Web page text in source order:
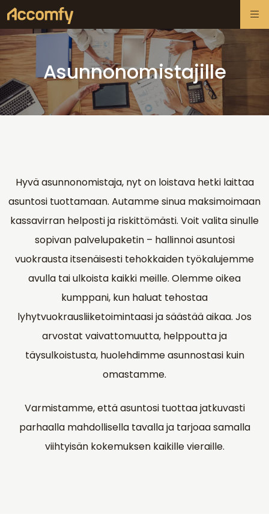
Asunnonomistajille
Hyvä asunnonomistaja, nyt on loistava hetki laittaa
asuntosi tuottamaan. Autamme sinua maksimoimaan
kassavirran helposti ja riskittömästi. Voit valita sinulle
sopivan palvelupaketin – hallinnoi asuntosi
vuokrausta itsenäisesti tehokkaiden työkalujemme
avulla tai ulkoista kaikki meille. Olemme oikea
kumppani, kun haluat tehostaa
lyhytvuokrausliiketoimintaasi ja säästää aikaa. Jos
arvostat vaivattomuutta, helppoutta ja
täysulkoistusta, huolehdimme asunnostasi kuin
omastamme.
Varmistamme, että asuntosi tuottaa jatkuvasti
parhaalla mahdollisella tavalla ja tarjoaa samalla
viihtyisän kokemuksen kaikille vieraille.